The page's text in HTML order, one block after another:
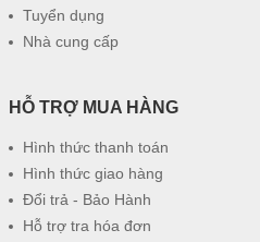
Tuyển dụng
Nhà cung cấp
HỖ TRỢ MUA HÀNG
Hình thức thanh toán
Hình thức giao hàng
Đổi trả - Bảo Hành
Hỗ trợ tra hóa đơn